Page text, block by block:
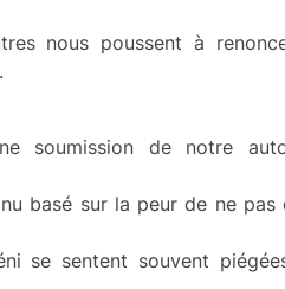
nous poussent à
soumission de notre
basé sur la peur de ne pas
se sentent souvent